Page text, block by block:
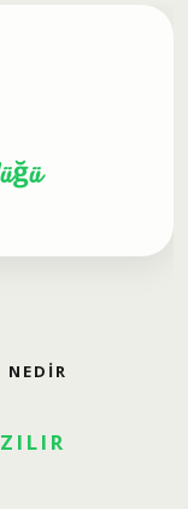
NEDIR